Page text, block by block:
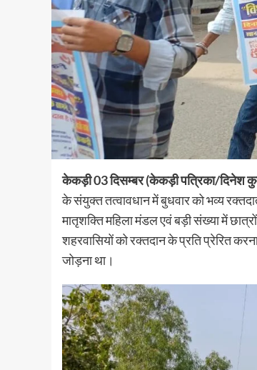
केकड़ी 03 दिसम्बर (केकड़ी पत्रिका/दिनेश
के संयुक्त तत्वावधान में बुधवार को भव्य
मातृशक्ति महिला मंडल एवं बड़ी संख्या में
शहरवासियों को रक्तदान के प्रति प्रेरित
जोड़ना था।